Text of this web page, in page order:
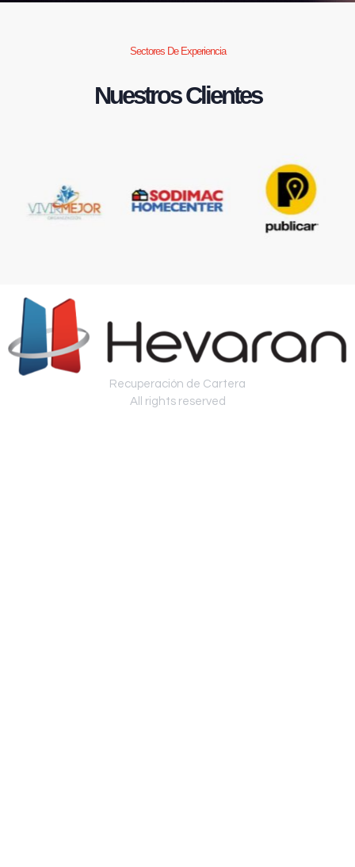
Sectores De Experiencia
Nuestros Clientes
Recuperación de Cartera
All rights reserved